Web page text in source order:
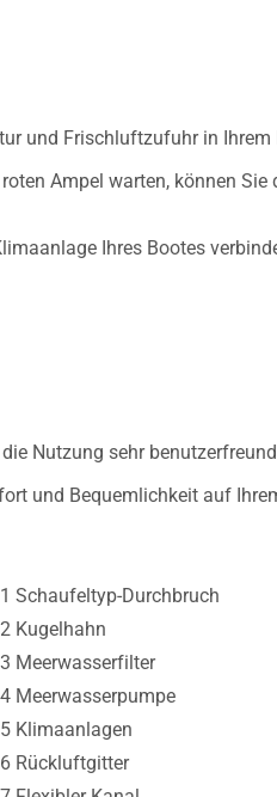
und Frischluftzufuhr in Ihrem
Ampel warten, können Sie
Ihres Bootes
Nutzung sehr
und Bequemlichkeit auf
1 Schaufeltyp-Durchbruch
2 Kugelhahn
3 Meerwasserfilter
4 Meerwasserpumpe
5 Klimaanlagen
6 Rückluftgitter